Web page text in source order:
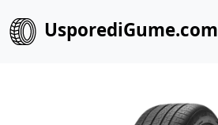
UsporediGume.com